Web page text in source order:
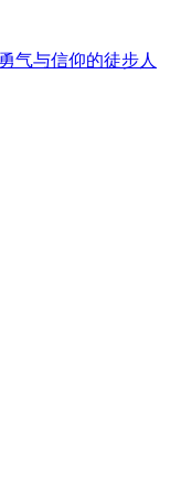
气与信仰的徒步人